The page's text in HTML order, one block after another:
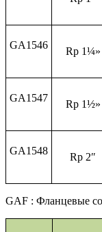
GA1546
Rp 1¼»
GA1547
Rp 1½»
GA1548
Rp 2″
GAF : Фланцевые